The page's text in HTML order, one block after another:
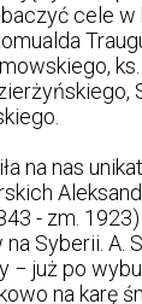
cele w
na nas
- zm.
na Syberii. A.
− już po
na karę